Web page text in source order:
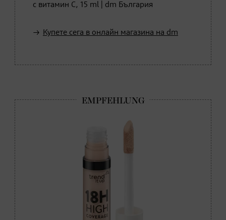
с витамин С, 15 ml | dm България
Купете сега в онлайн магазина на dm